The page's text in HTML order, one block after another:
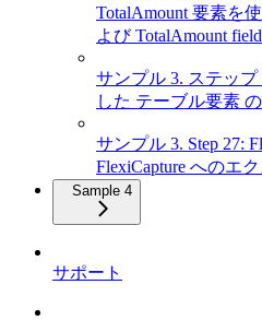
TotalAmount 要素を
よび TotalAmount
サンプル 3. ステップ
した テーブル要素
サンプル 3. Step 27:
FlexiCapture へのエ
Sample 4
サポート